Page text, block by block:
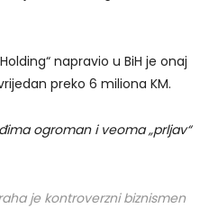
napravio u BiH je onaj
preko 6 miliona KM.
ogroman i veoma „prljav“
je kontroverzni biznismen